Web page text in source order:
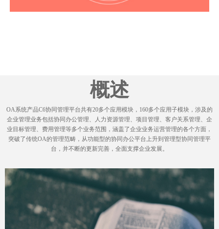
概述
OA系统产品C6协同管理平台共有20多个应用模块，160多个应用子模块，涉及的
企业管理业务包括协同办公管理、人力资源管理、项目管理、客户关系管理、企
业目标管理、费用管理等多个业务范围，涵盖了企业业务运营管理的各个方面，
突破了传统OA的管理范畴，从功能型的协同办公平台上升到管理型协同管理平
台，并不断的更新完善，全面支撑企业发展。